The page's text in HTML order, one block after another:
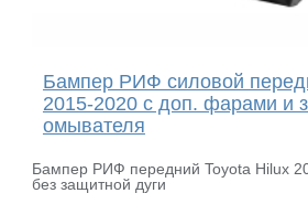
Бампер РИФ силовой
2015-2020 с доп. фарами и
омывателя
Бампер РИФ передний Toyota Hilux
без защитной дуги